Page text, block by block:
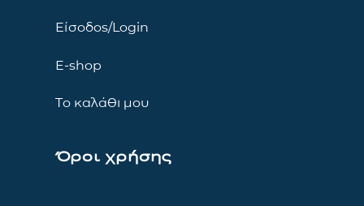
Είσοδος/Login
E-shop
Το καλάθι μου
Όροι χρήσης